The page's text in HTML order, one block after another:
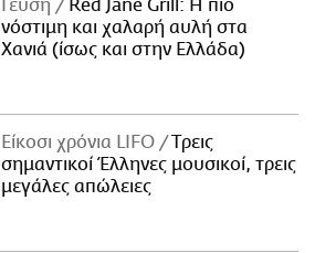
Γεύση
Red Jane Grill: Η πιο
νόστιμη και χαλαρή αυλή στα
Χανιά (ίσως και στην Ελλάδα)
Είκοσι χρόνια LIFO
Tρεις
σημαντικοί Έλληνες μουσικοί, τρεις
μεγάλες απώλειες